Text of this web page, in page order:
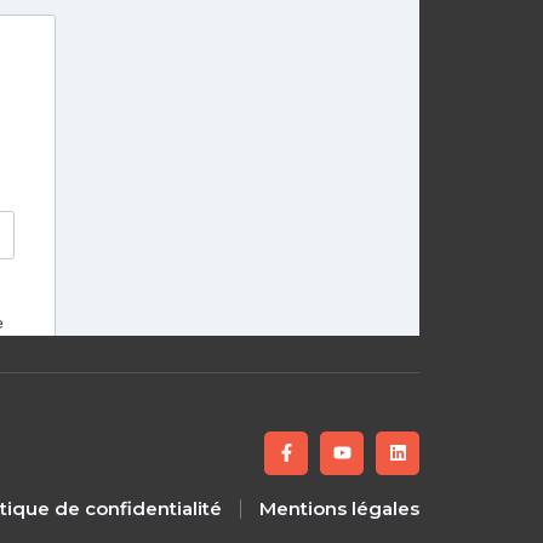
de confidentialité Mentions légales